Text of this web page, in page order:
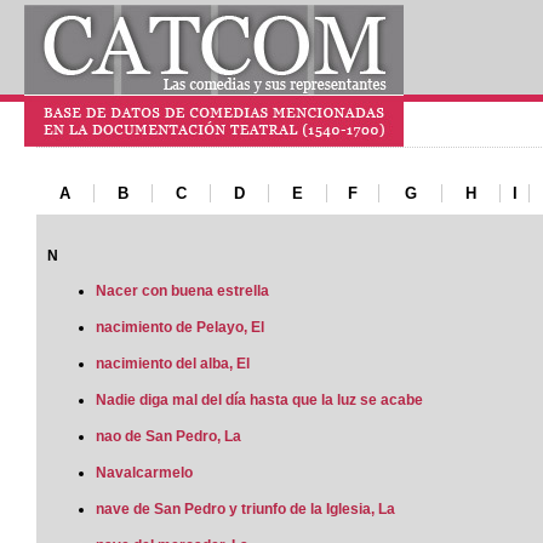
A B C D E F G H
N
Nacer con buena estrella
nacimiento de Pelayo, El
nacimiento del alba, El
Nadie diga mal del día hasta que la luz se acabe
nao de San Pedro, La
Navalcarmelo
nave de San Pedro y triunfo de la Iglesia, La